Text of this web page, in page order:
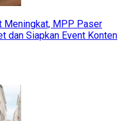
Meningkat, MPP Paser
dan Siapkan Event Konten